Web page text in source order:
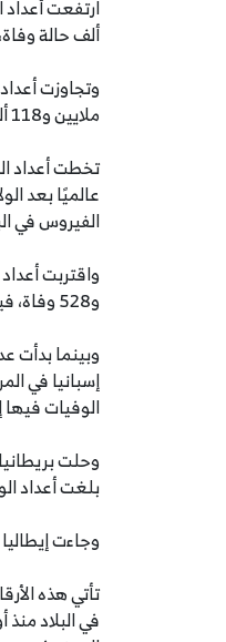
ألف حالة وفاة،
ملايين و118 ألفًا و783 حالة إصابة.
تخطت أعداد
الفيروس في
و528 وفاة، فيما وصلت أعداد الإصابات بالمرض مليون و329 ألفًا و779 شخصًا.
وبينما بدأت
الوفيات فيها إلى 26 ألفًا
بلغت أعداد الوفيات فيها
وجاءت
في البلاد